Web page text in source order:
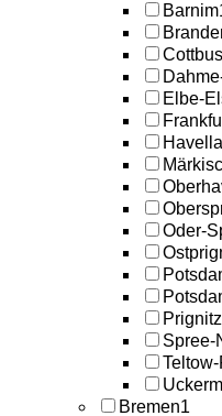
Barnim
Cottbus
Elbe-
Oder-
Prignitz
Spree-
Bremen1